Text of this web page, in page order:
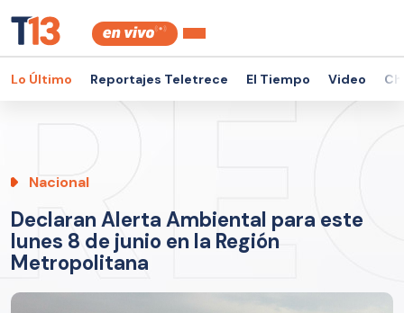
Lo Último Reportajes Teletrece El Tiempo Video
Nacional
Declaran Alerta Ambiental para este
lunes 8 de junio en la Región
Metropolitana